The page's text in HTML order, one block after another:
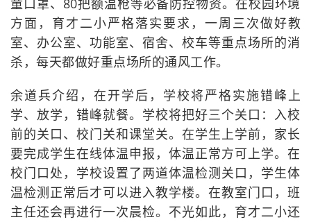
童口罩、80把额温枪等必备防控物资。在校园环境
方面，育才二小严格落实要求，一周三次做好教
室、办公室、功能室、宿舍、校车等重点场所的消
杀，每天都做好重点场所的通风工作。
余道兵介绍，在开学后，学校将严格实施错峰上
学、放学，错峰就餐。学校将把好三个关口：入校
前的关口、校门关和课堂关。在学生上学前，家长
要完成学生在线体温申报，体温正常方可上学。在
校门口处，学校设置了两道体温检测关口，学生体
温检测正常后才可以进入教学楼。在教室门口，班
主任还会再进行一次晨检。不光如此，育才二小还